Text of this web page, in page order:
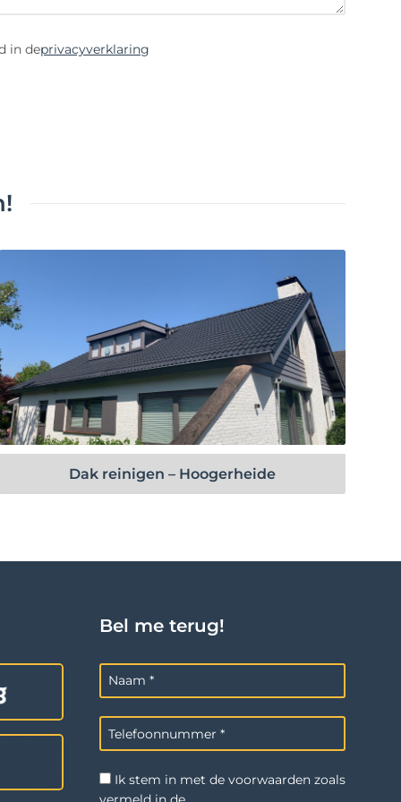
in deprivacyverklaring
Bekijk project
Dak reinigen – Hoogerheide
Bel me terug!
Ik stem in met de voorwaarden zoals